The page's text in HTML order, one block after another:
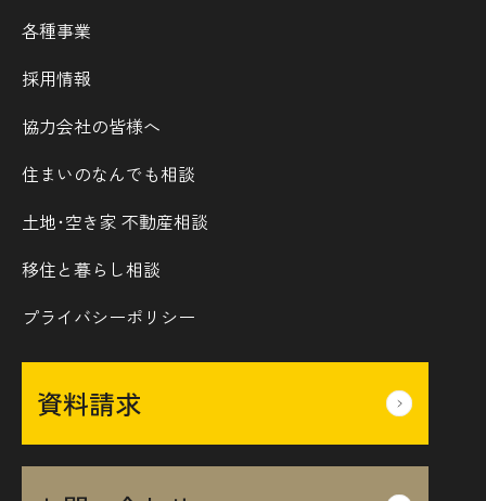
各種事業
採用情報
協力会社の皆様へ
住まいのなんでも相談
土地･空き家 不動産相談
移住と暮らし相談
プライバシーポリシー
資料請求